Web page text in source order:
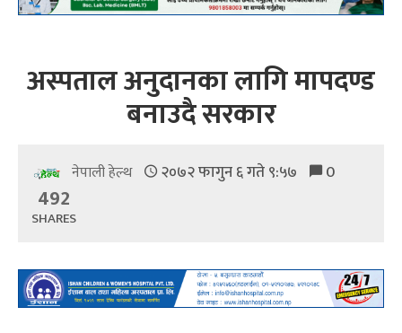
अस्पताल अनुदानका लागि मापदण्ड
बनाउदै सरकार
नेपाली हेल्थ २०७२ फागुन ६ गते ९:५७ 0
492
SHARES